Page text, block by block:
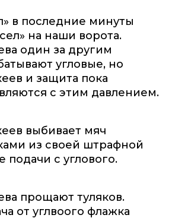
в последние минуты
на наши ворота.
один за другим
угловые, но
и защита пока
с этим давлением.
выбивает мяч
из своей штрафной
подачи с углового.
прощают туляков.
от углвоого флажка